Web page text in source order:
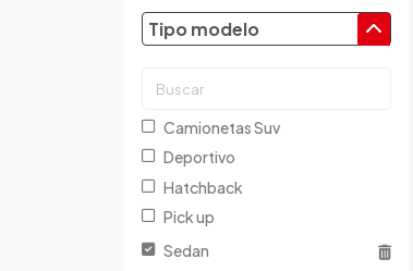
Bentley
Brilliance
Buick
Byd
Cadillac
Chana
Changan
Tipo modelo
Camionetas Suv
Deportivo
Hatchback
Pick up
Sedan